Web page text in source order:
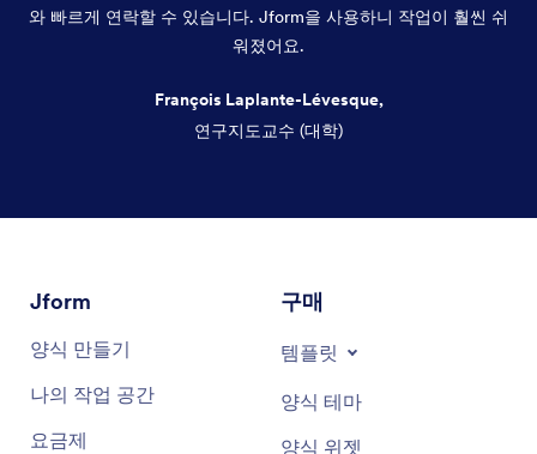
와 빠르게 연락할 수 있습니다. Jform을 사용하니 작업이 훨씬 쉬
워졌어요.
François Laplante-Lévesque,
연구지도교수 (대학)
Jform
양식 만들기
나의 작업 공간
요금제
구매
템플릿
양식 테마
양식 위젯